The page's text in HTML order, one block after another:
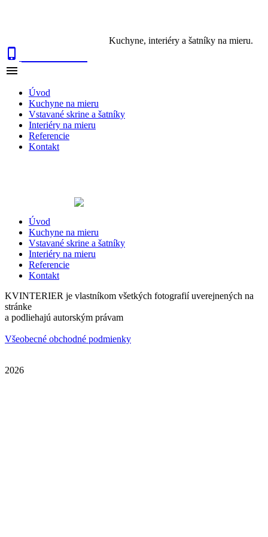
Kuchyne, interiéry a šatníky na mieru.


Úvod
Kuchyne na mieru
Vstavané skrine a šatníky
Interiéry na mieru
Referencie
Kontakt
Úvod
Kuchyne na mieru
Vstavané skrine a šatníky
Interiéry na mieru
Referencie
Kontakt
KVINTERIER je vlastníkom všetkých fotografií uverejnených na
stránke
a podliehajú autorským právam
Všeobecné obchodné podmienky
2026